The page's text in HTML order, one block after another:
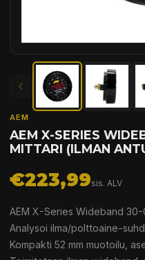
AEM
AEM X-SERIES
MITTARI (ILMAN
€223,99sis. ALV
AEM X-Series Wideband 30-
Analysoi ilma/polttoaine-
Kompakti 52 mm muotoilu,